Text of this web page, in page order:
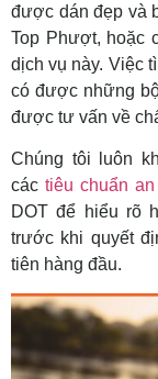
được dán đẹp và
Top Phượt, hoặc
dịch vụ này. Việc
có được những
được tư vấn về
Chúng tôi luôn
cáctiêu chuẩn
DOT để hiểu rõ
trước khi quyết
tiên hàng đầu.